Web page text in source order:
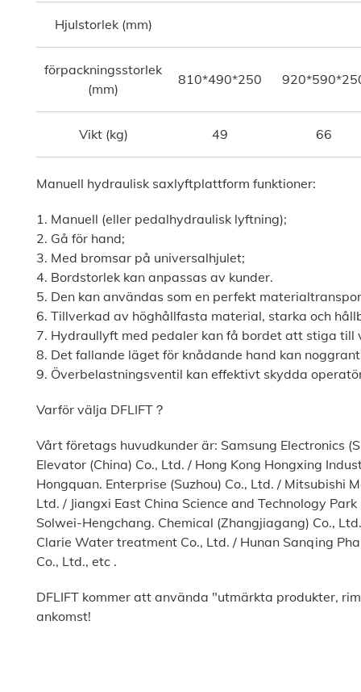
Hjulstorlek (mm)
förpackningsstorlek
(mm)
810*490*250
Vikt (kg) 49 66
Manuell hydraulisk saxlyftplattform funktioner:
1. Manuell (eller pedalhydraulisk lyftning);
2. Gå för hand;
3. Med bromsar på universalhjulet;
4. Bordstorlek kan anpassas av kunder.
5. Den kan användas som en perfekt
6. Tillverkad av höghållfasta material, starka och
7. Hydraullyft med pedaler kan få bordet att stiga till
8. Det fallande läget för knådande hand kan
9. Överbelastningsventil kan effektivt skydda
Varför välja DFLIFT？
Vårt företags huvudkunder är: Samsung Electronics
Elevator (China) Co., Ltd. / Hong Kong Hongxing
Hongquan. Enterprise (Suzhou) Co., Ltd. / Mitsubishi
Ltd. / Jiangxi East China Science and Technology
Solwei-Hengchang. Chemical (Zhangjiagang) Co.,
Clarie Water treatment Co., Ltd. / Hunan Sanqing
Co., Ltd., etc .
DFLIFT kommer att använda "utmärkta produkter,
ankomst!